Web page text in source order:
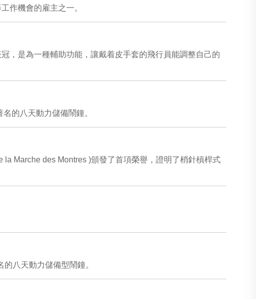
作機會的雇主之一。
，是為一種輔助功能，讓戴着皮手套的飛行員能調整自己的
的八天動力儲備鬧鐘。
Marche des Montres )頒發了首項榮譽，證明了梢針槓桿式
八天動力儲備型鬧鐘。